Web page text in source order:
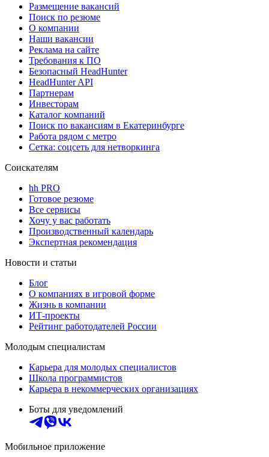
Размещение вакансий
Поиск по резюме
О компании
Наши вакансии
Реклама на сайте
Требования к ПО
Безопасный HeadHunter
HeadHunter API
Партнерам
Инвесторам
Каталог компаний
Поиск по вакансиям в Екатеринбурге
Работа рядом с метро
Сетка: соцсеть для нетворкинга
Соискателям
hh PRO
Готовое резюме
Все сервисы
Хочу у вас работать
Производственный календарь
Экспертная рекомендация
Новости и статьи
Блог
О компаниях в игровой форме
Жизнь в компании
ИТ-проекты
Рейтинг работодателей России
Молодым специалистам
Карьера для молодых специалистов
Школа программистов
Карьера в некоммерческих организациях
Боты для уведомлений
Мобильное приложение